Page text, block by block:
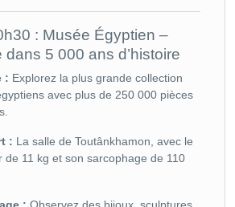
: Musée Égyptien –
5 000 ans d’histoire
: Explorez la plus grande collection
avec plus de 250 000 pièces
: La salle de Toutânkhamon, avec le
de 11 kg et son sarcophage de 110
: Observez des bijoux, sculptures